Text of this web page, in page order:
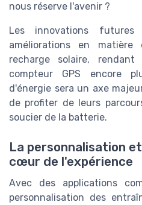
nous réserve l'avenir ?
Les innovations
améliorations en
recharge solaire,
compteur GPS encore
d'énergie sera un axe
de profiter de leurs
soucier de la batterie.
La personnalisation
cœur de l'expérience
Avec des applications
personnalisation des